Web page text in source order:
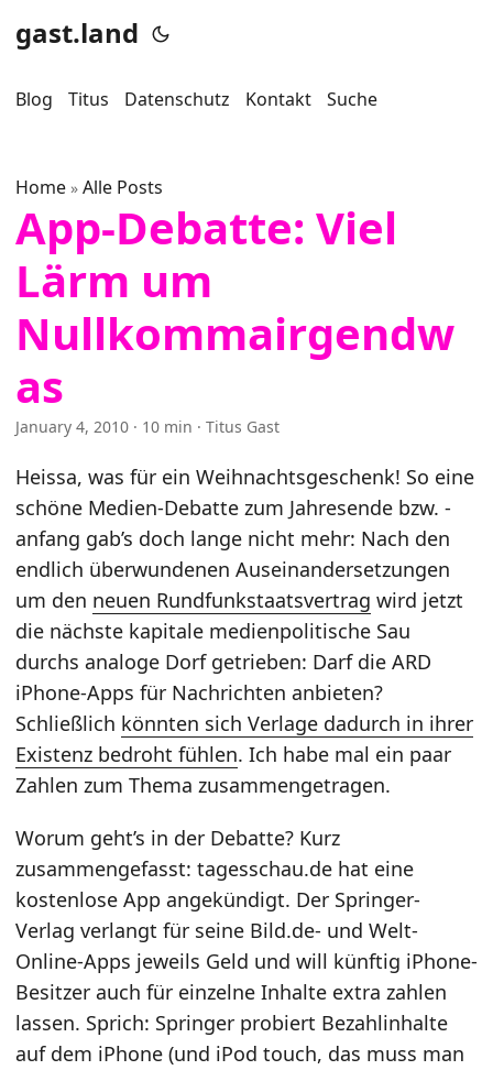
gast.land
Blog Titus Datenschutz Kontakt Suche
Home » Alle Posts
App-Debatte: Viel
Lärm um
Nullkommairgendw
as
January 4, 2010 · 10 min · Titus Gast
Heissa, was für ein Weihnachtsgeschenk! So eine
schöne Medien-Debatte zum Jahresende bzw. -
anfang gab’s doch lange nicht mehr: Nach den
endlich überwundenen Auseinandersetzungen
um den neuen Rundfunkstaatsvertrag wird jetzt
die nächste kapitale medienpolitische Sau
durchs analoge Dorf getrieben: Darf die ARD
iPhone-Apps für Nachrichten anbieten?
Schließlich könnten sich Verlage dadurch in ihrer
Existenz bedroht fühlen. Ich habe mal ein paar
Zahlen zum Thema zusammengetragen.
Worum geht’s in der Debatte? Kurz
zusammengefasst: tagesschau.de hat eine
kostenlose App angekündigt. Der Springer-
Verlag verlangt für seine Bild.de- und Welt-
Online-Apps jeweils Geld und will künftig iPhone-
Besitzer auch für einzelne Inhalte extra zahlen
lassen. Sprich: Springer probiert Bezahlinhalte
auf dem iPhone (und iPod touch, das muss man